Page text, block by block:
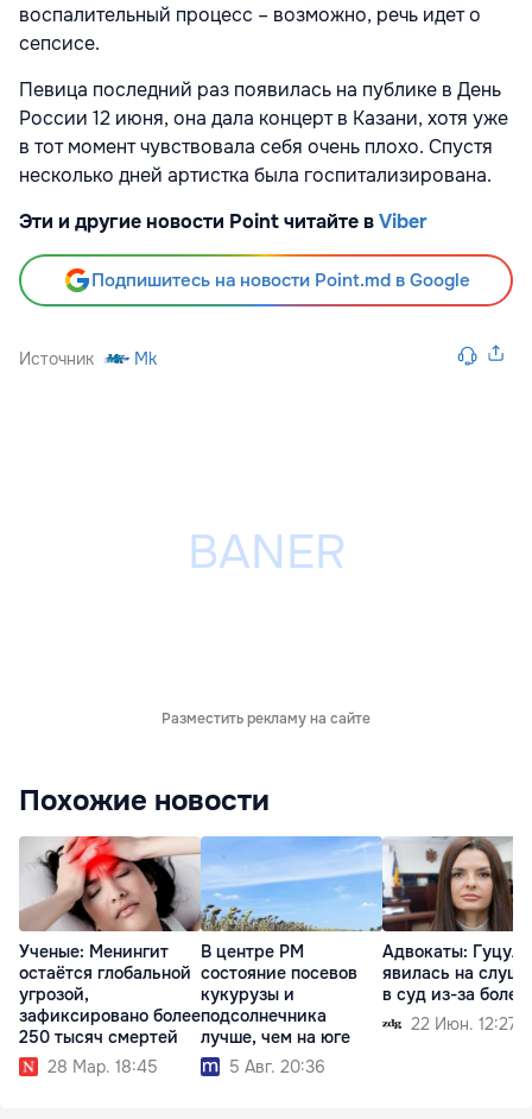
воспалительный процесс – возможно, речь идет о
сепсисе.
Певица последний раз появилась на публике в День
России 12 июня, она дала концерт в Казани, хотя уже
в тот момент чувствовала себя очень плохо. Спустя
несколько дней артистка была госпитализирована.
Эти и другие новости Point читайте вViber
Подпишитесь на новости Point.md в Google
Источник Mk
Разместить рекламу на сайте
Похожие новости
Ученые: Менингит
остаётся глобальной
угрозой,
зафиксировано более
250 тысяч смертей
28 Мар. 18:45
В центре РМ
состояние посевов
кукурузы и
подсолнечника
лучше, чем на юге
5 Авг. 20:36
Адвокаты: Гуцул
явилась на
в суд из-за
22 Июн. 12:27